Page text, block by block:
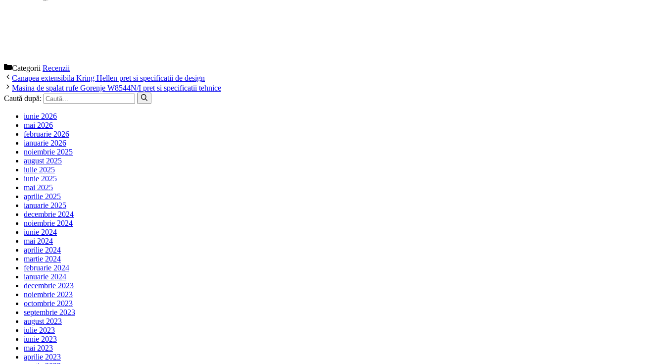
Categorii Recenzii
Canapea extensibila Kring Hellen pret si specificatii de design
Masina de spalat rufe Gorenje W8544N/I pret si specificatii tehnice
Caută după:
iunie 2026
mai 2026
februarie 2026
ianuarie 2026
noiembrie 2025
august 2025
iulie 2025
iunie 2025
mai 2025
aprilie 2025
ianuarie 2025
decembrie 2024
noiembrie 2024
iunie 2024
mai 2024
aprilie 2024
martie 2024
februarie 2024
ianuarie 2024
decembrie 2023
noiembrie 2023
octombrie 2023
septembrie 2023
august 2023
iulie 2023
iunie 2023
mai 2023
aprilie 2023